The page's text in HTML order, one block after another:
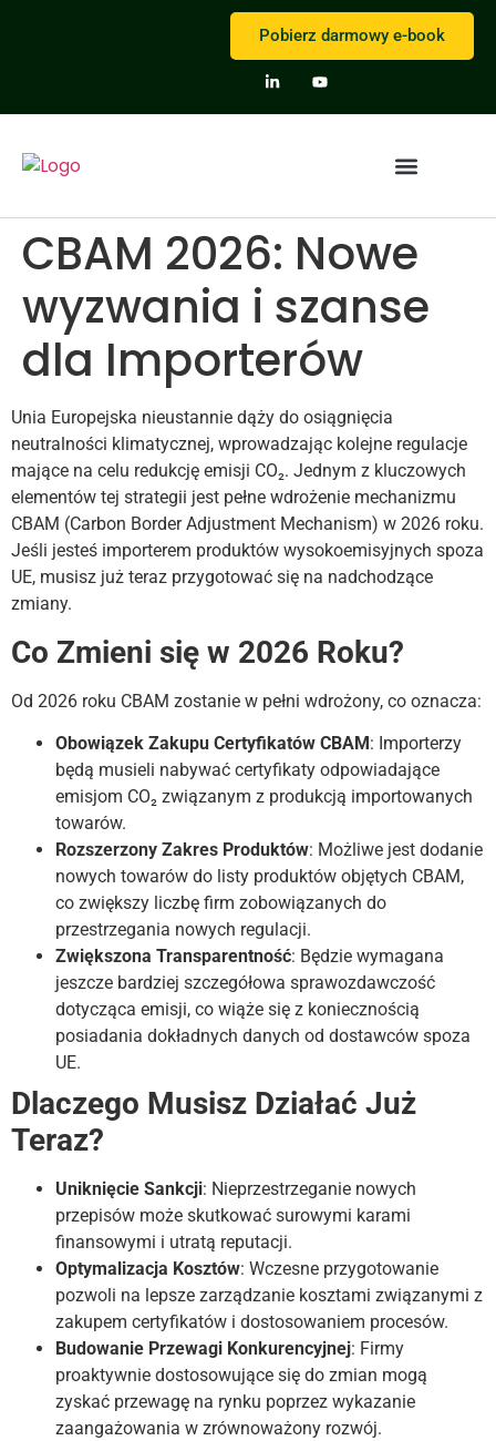
Pobierz darmowy e-book
CBAM 2026: Nowe
wyzwania i szanse
dla Importerów
Unia Europejska nieustannie dąży do osiągnięcia
neutralności klimatycznej, wprowadzając kolejne regulacje
mające na celu redukcję emisji CO₂. Jednym z kluczowych
elementów tej strategii jest pełne wdrożenie mechanizmu
CBAM (Carbon Border Adjustment Mechanism) w 2026 roku.
Jeśli jesteś importerem produktów wysokoemisyjnych spoza
UE, musisz już teraz przygotować się na nadchodzące
zmiany.
Co Zmieni się w 2026 Roku?
Od 2026 roku CBAM zostanie w pełni wdrożony, co oznacza:
Obowiązek Zakupu Certyfikatów CBAM: Importerzy
będą musieli nabywać certyfikaty odpowiadające
emisjom CO₂ związanym z produkcją importowanych
towarów.
Rozszerzony Zakres Produktów: Możliwe jest dodanie
nowych towarów do listy produktów objętych CBAM,
co zwiększy liczbę firm zobowiązanych do
przestrzegania nowych regulacji.
Zwiększona Transparentność: Będzie wymagana
jeszcze bardziej szczegółowa sprawozdawczość
dotycząca emisji, co wiąże się z koniecznością
posiadania dokładnych danych od dostawców spoza
UE.
Dlaczego Musisz Działać Już
Teraz?
Uniknięcie Sankcji: Nieprzestrzeganie nowych
przepisów może skutkować surowymi karami
finansowymi i utratą reputacji.
Optymalizacja Kosztów: Wczesne przygotowanie
pozwoli na lepsze zarządzanie kosztami związanymi z
zakupem certyfikatów i dostosowaniem procesów.
Budowanie Przewagi Konkurencyjnej: Firmy
proaktywnie dostosowujące się do zmian mogą
zyskać przewagę na rynku poprzez wykazanie
zaangażowania w zrównoważony rozwój.